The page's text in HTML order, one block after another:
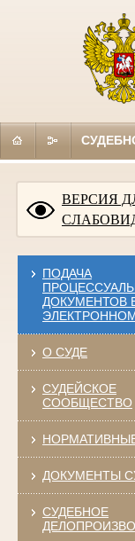
ВЕРСИЯ
ПОДАЧА
ДОКУМЕНТОВ
О СУДЕ
СУДЕЙСКОЕ
СООБЩЕСТВО
ДОКУМЕНТЫ
СУДЕБНОЕ